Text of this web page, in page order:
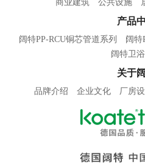
关于
品牌介绍 企业文化 厂房
产品
阔特PP-RCU铜芯管道系列 阔特
阔特卫
商业建筑 公共设施